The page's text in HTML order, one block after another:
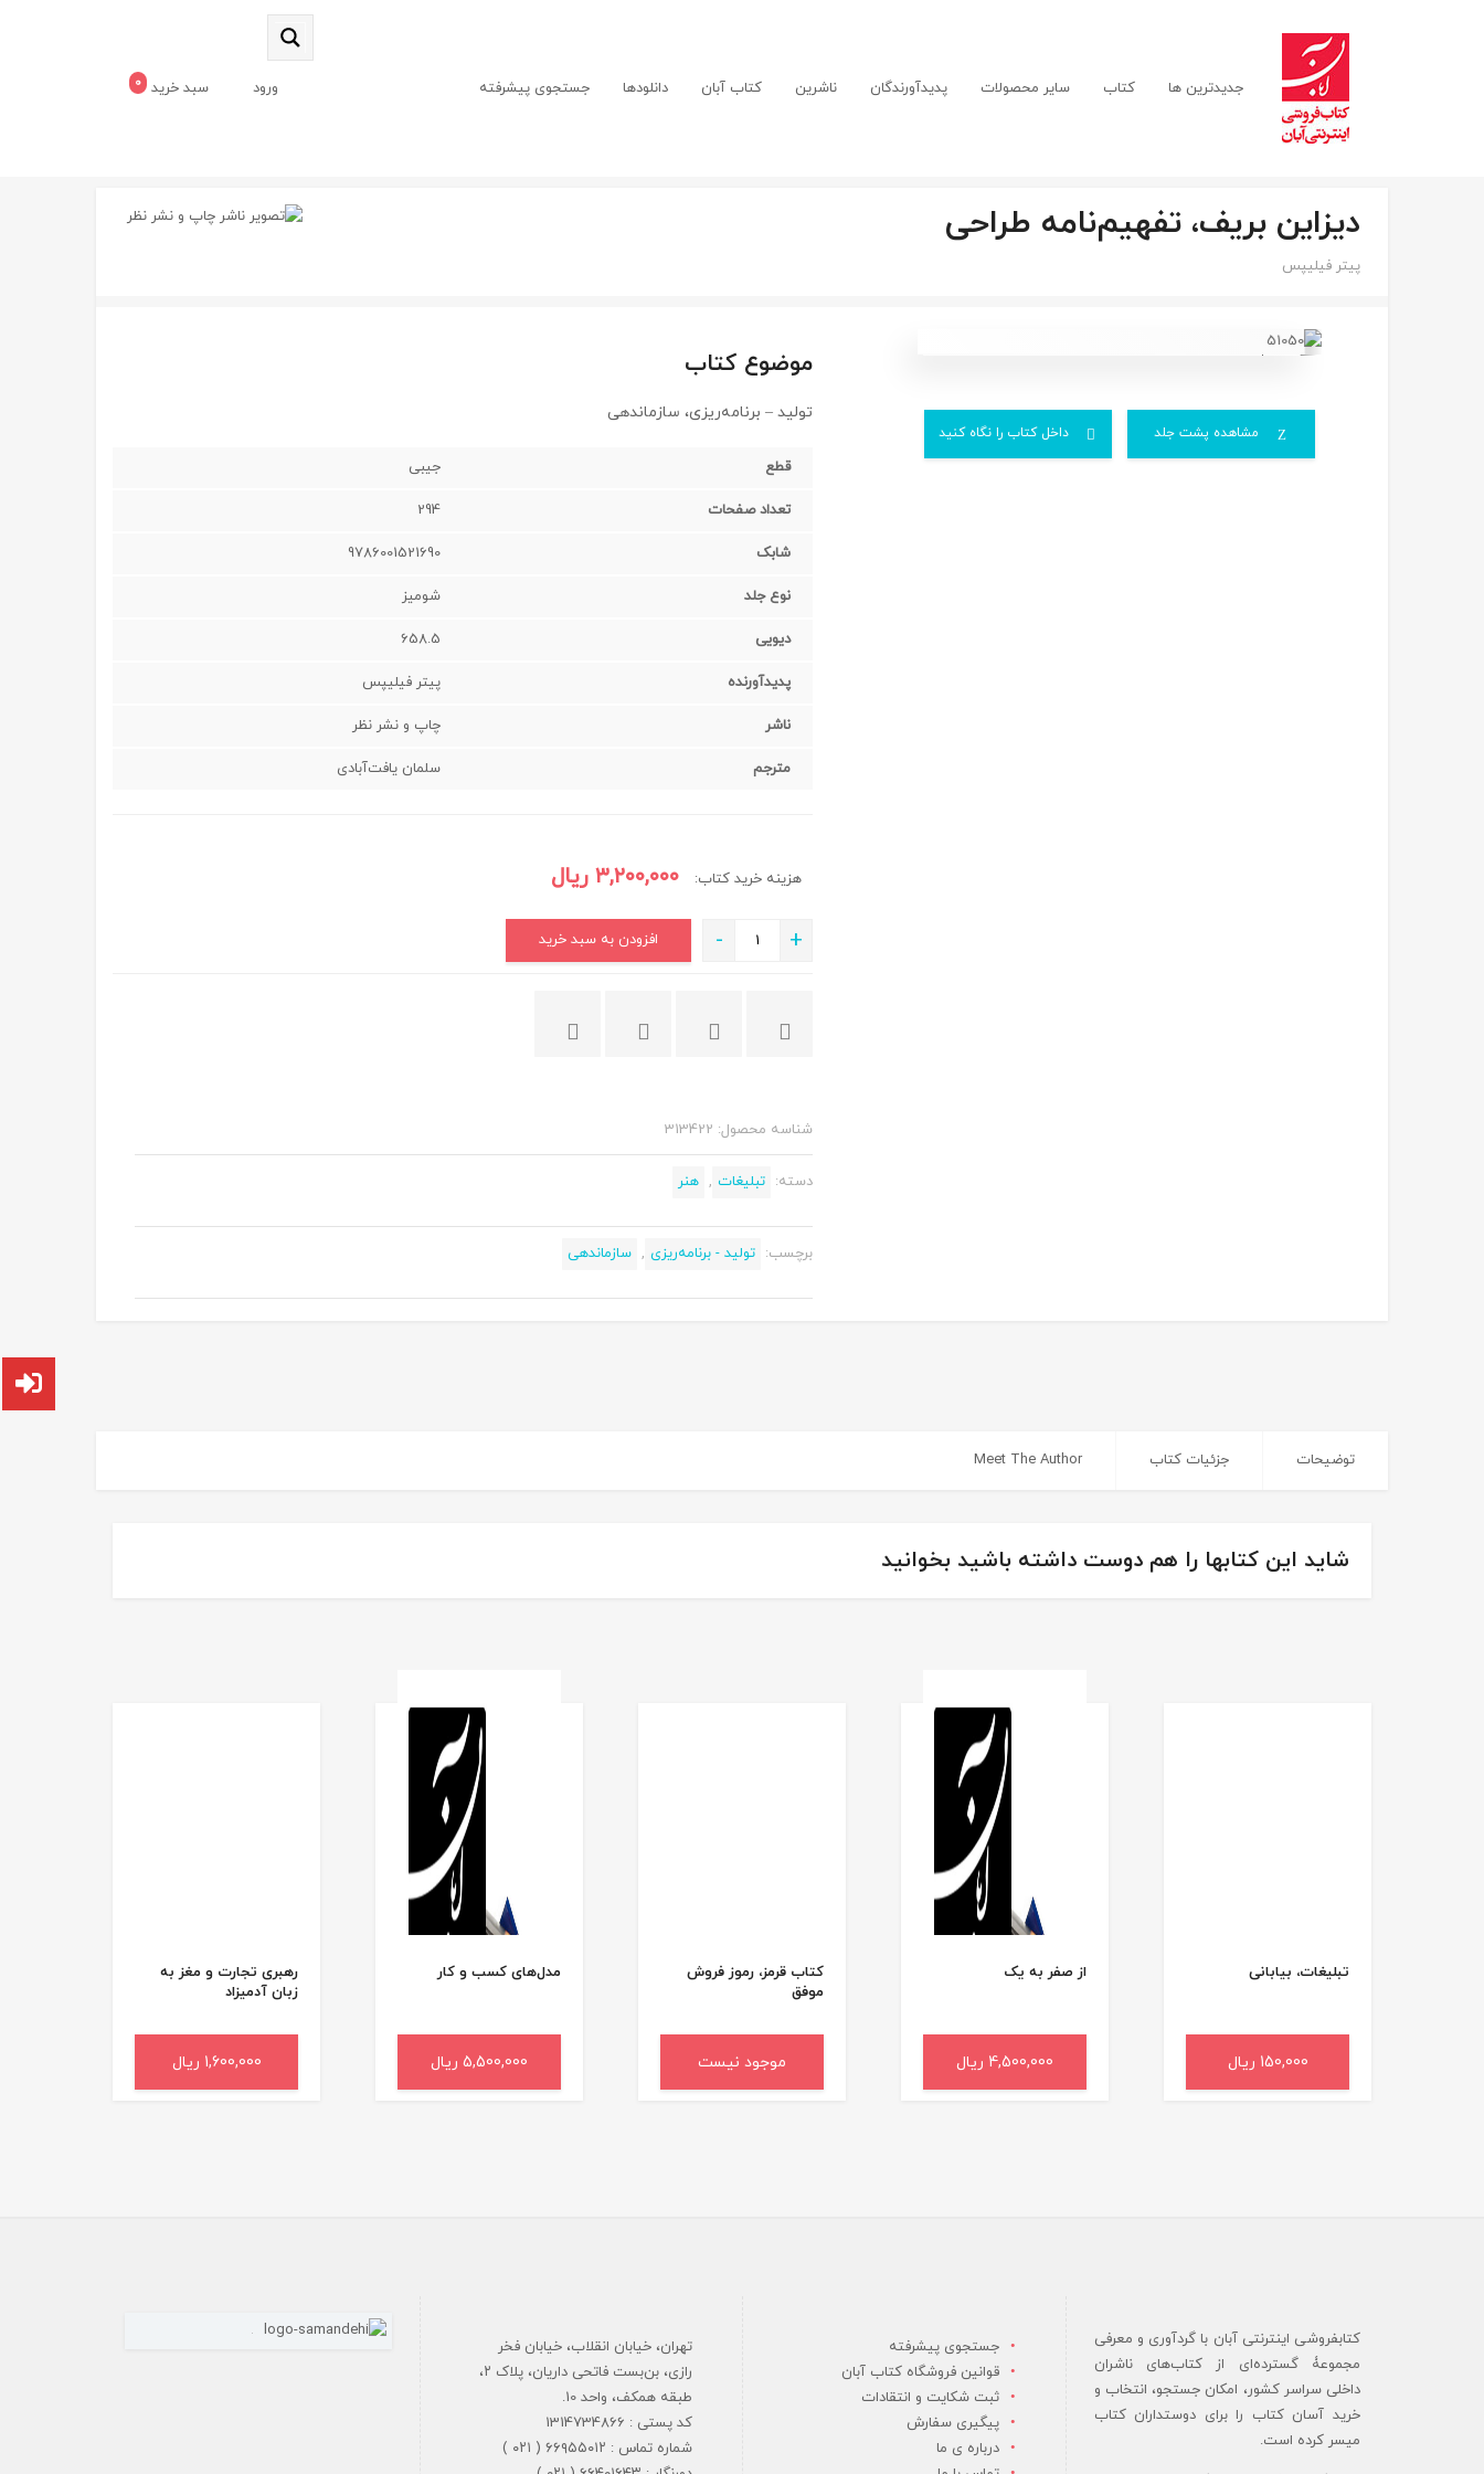
جدیدترین ها کتاب سایر محصولات پدیدآورندگان ناشرین کتاب آبان دانلودها جستجوی پیشرفته ورود سبد خرید 0
دیزاین بریف، تفهیم‌نامه طراحی
پیتر فیلیپس
چاپ و نشر نظر
مشاهده پشت جلد داخل کتاب را نگاه کنید
موضوع کتاب
تولید – برنامه‌ریزی، سازماندهی
قطع جیبی
تعداد صفحات 294
شابک 9786001521690
نوع جلد شوميز
دیویی 658.5
پدیدآورنده پیتر فیلیپس
ناشر چاپ و نشر نظر
مترجم سلمان یافت‌آبادی
هزینه خرید کتاب: ۳,۲۰۰,۰۰۰ ریال
+
- افزودن به سبد خرید
شناسه محصول: 313422
دسته: تبلیغات , هنر
برچسب: تولید - برنامه‌ریزی , سازماندهی
توضیحات جزئیات کتاب Meet The Author
شاید این کتابها را هم دوست داشته باشید بخوانید
تبلیغات، بیابانی
150,000 ریال
افزودن به سبد خرید
از صفر به یک
4,500,000 ریال
افزودن به سبد خرید
کتاب قرمز، رموز فروش
موفق
موجود نیست
مدل‌های کسب و کار
5,500,000 ریال
افزودن به سبد خرید
رهبری تجارت و مغز به
زبان آدمیزاد
1,600,000 ریال
افزودن به سبد خرید
کتابفروشی اینترنتی آبان با گردآوری و معرفی
مجموعۀ گسترده‌ای از کتاب‌های ناشران
داخلی سراسر کشور، امکان جستجو، انتخاب و
خرید آسان کتاب را برای دوستداران کتاب
میسر کرده است.
جستجوی پیشرفته
قوانین فروشگاه کتاب آبان
ثبت شکایت و انتقادات
پیگیری سفارش
درباره ی ما
تهران، خیابان انقلاب، خیابان فخر
رازی، بن‌بست فاتحی داریان، پلاک ۲،
طبقه همکف، واحد 10.
کد پستی : 1314734866
شماره تماس : ۶۶۹۵۵۰۱۲ ( ۰۲۱ )